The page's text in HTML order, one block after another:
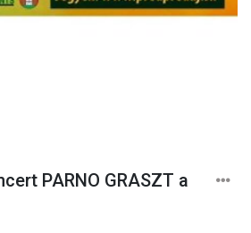
PARNO GRASZT a